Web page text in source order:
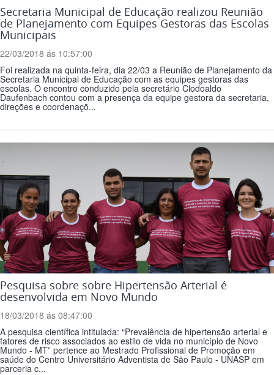
Secretaria Municipal de Educação realizou Reunião
de Planejamento com Equipes Gestoras das Escolas
Municipais
22/03/2018 ás 10:57:00
Foi realizada na quinta-feira, dia 22/03 a Reunião de Planejamento da
Secretaria Municipal de Educação com as equipes gestoras das
escolas. O encontro conduzido pela secretário Clodoaldo
Daufenbach contou com a presença da equipe gestora da secretaria,
direções e coordenaçõ...
Pesquisa sobre sobre Hipertensão Arterial é
desenvolvida em Novo Mundo
18/03/2018 ás 08:47:00
A pesquisa científica intitulada: “Prevalência de hipertensão arterial e
fatores de risco associados ao estilo de vida no município de Novo
Mundo - MT” pertence ao Mestrado Profissional de Promoção em
saúde do Centro Universitário Adventista de São Paulo - UNASP em
parceria c...